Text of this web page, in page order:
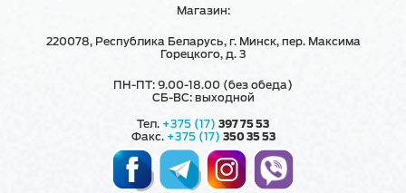
Магазин:
220078, Республика Беларусь, г. Минск, пер. Максима
Горецкого, д. 3
ПН-ПТ: 9.00-18.00 (без обеда)
СБ-ВС: выходной
Тел. +375 (17) 397 75 53
Факс. +375 (17) 350 35 53